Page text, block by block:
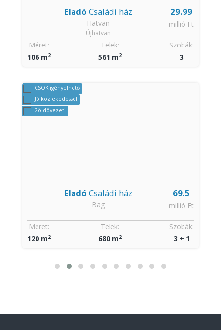
29.99
millió Ft
Eladó Családi ház
Hatvan
Újhatvan
Szobák:
3
Méret:
106 m2
Telek:
561 m2
CSOK igényelhető
Jó közlekedéssel
Zöldövezeti
69.5
millió Ft
Eladó Családi ház
Bag
Szobák:
3 + 1
Méret:
120 m2
Telek:
680 m2